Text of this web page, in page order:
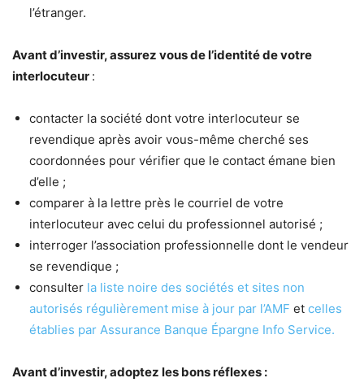
l’étranger.
Avant d’investir, assurez vous de l’identité de votre
interlocuteur :
contacter la société dont votre interlocuteur se
revendique après avoir vous-même cherché ses
coordonnées pour vérifier que le contact émane bien
d’elle ;
comparer à la lettre près le courriel de votre
interlocuteur avec celui du professionnel autorisé ;
interroger l’association professionnelle dont le vendeur
se revendique ;
consulter la liste noire des sociétés et sites non
autorisés régulièrement mise à jour par l’AMF et celles
établies par Assurance Banque Épargne Info Service.
Avant d’investir, adoptez les bons réflexes :